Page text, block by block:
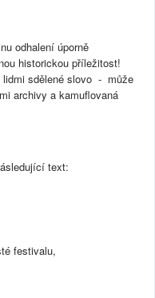
odhalení úporně
historickou příležitost!
sdělené slovo - může
archivy a kamuflovaná
text:
festivalu,